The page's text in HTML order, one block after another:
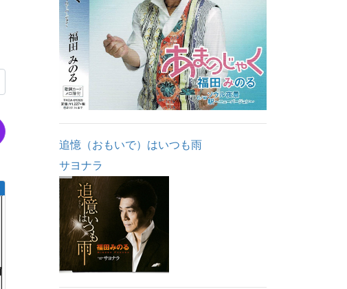
追憶（おもいで）はいつも雨
サヨナラ